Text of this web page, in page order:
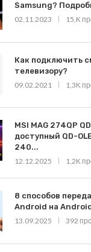
Samsung?
02.11.2023
15,K
Как подключить
телевизору?
09.02.2021
1,3K
MSI MAG 274QP
доступный QD-
240...
12.12.2025
1,2K
8 способов
Android на
13.09.2025
392